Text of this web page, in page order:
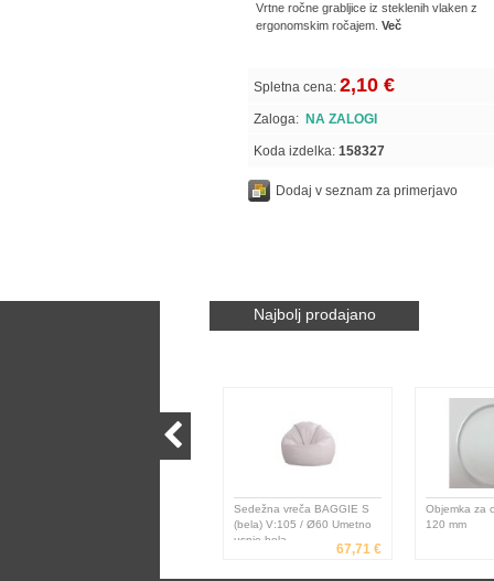
Vrtne ročne grabljice iz steklenih vlaken z
ergonomskim ročajem. Več
Spletna cena: 2,10 €
Zaloga: NA ZALOGI
Koda izdelka: 158327
Dodaj v seznam za primerjavo
Najbolj prodajano
Sedežna vreča BAGGIE S
(bela) V:105 / Ø60 Umetno
usnje bela
67,71 €
Objemka za
120 mm